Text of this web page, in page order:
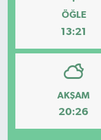
ÖĞLE
13:21
AKŞAM
20:26